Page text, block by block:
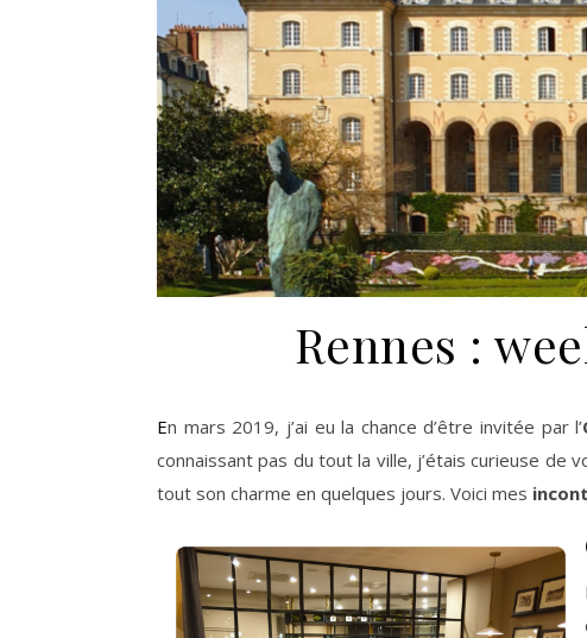
Rennes :
En mars 2019, j’ai eu la chance d’être invitée par l’
connaissant pas du tout la ville, j’étais curieuse de
tout son charme en quelques jours. Voici mes